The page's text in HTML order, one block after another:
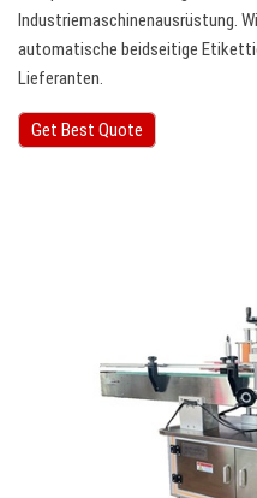
Industriemaschinenausrüstung.
automatische beidseitige
Lieferanten.
Get Best Quote